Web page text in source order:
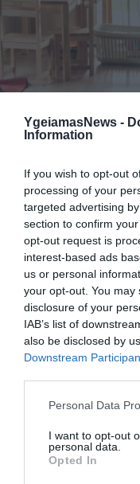
YgeiamasNews -
Information
If you wish to opt-out
processing of your
targeted advertising
section to confirm
opt-out request is
interest-based ads
us or personal
your opt-out. You
disclosure of your
IAB’s list of
also be disclosed by
Downstream
Please note that this
not limited to your
grant or deny
use your data for
Personal Data
I want to opt-out
personal data.
Opted In
15.07.2026 21:01
Παιδιά του
δείχνει
13.07.2026 12:01
Βίντεο: Όταν
την πρώτη το